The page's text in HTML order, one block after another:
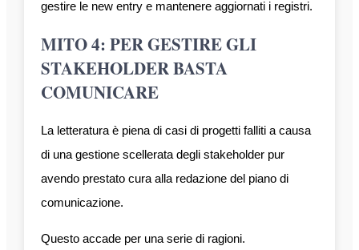
gestire le new entry e mantenere aggiornati i registri.
MITO 4: PER GESTIRE GLI
STAKEHOLDER BASTA
COMUNICARE
La letteratura è piena di casi di progetti falliti a causa
di una gestione scellerata degli stakeholder pur
avendo prestato cura alla redazione del piano di
comunicazione.
Questo accade per una serie di ragioni.